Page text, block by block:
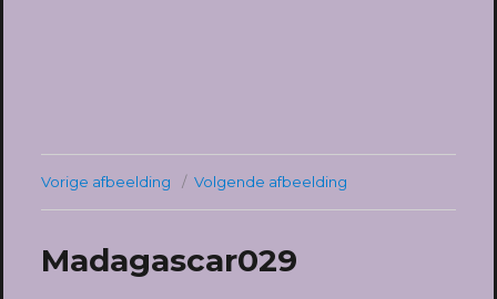
Vorige afbeelding Volgende afbeelding
Madagascar029